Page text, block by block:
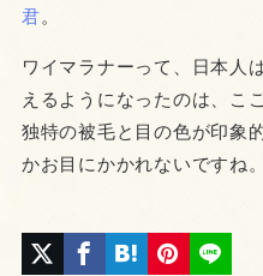
君。
ワイマラナーって、日本人
えるようになったのは、こ
独特の被毛と目の色が印象
かお目にかかれないですね。